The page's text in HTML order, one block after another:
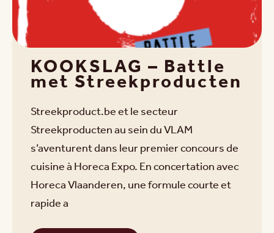
KOOKSLAG – Battle
met Streekproducten
Streekproduct.be et le secteur
Streekproducten au sein du VLAM
s’aventurent dans leur premier concours de
cuisine à Horeca Expo. En concertation avec
Horeca Vlaanderen, une formule courte et
rapide a